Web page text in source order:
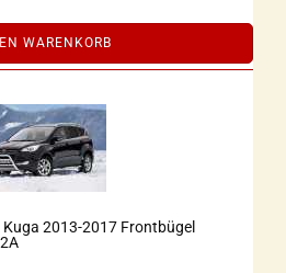
WARENKORB
2013-2017 Frontbügel